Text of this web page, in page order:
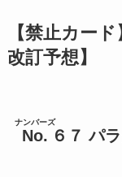
【禁止カー
改訂予想】
No.
ナンバーズ
６７ パ